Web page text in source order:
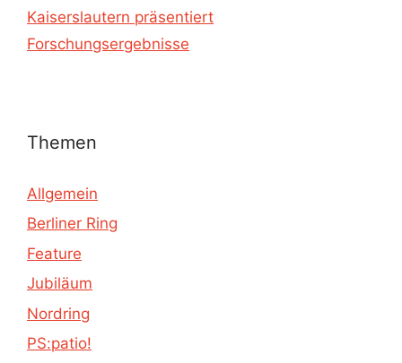
Kaiserslautern präsentiert
Forschungsergebnisse
Themen
Allgemein
Berliner Ring
Feature
Jubiläum
Nordring
PS:patio!